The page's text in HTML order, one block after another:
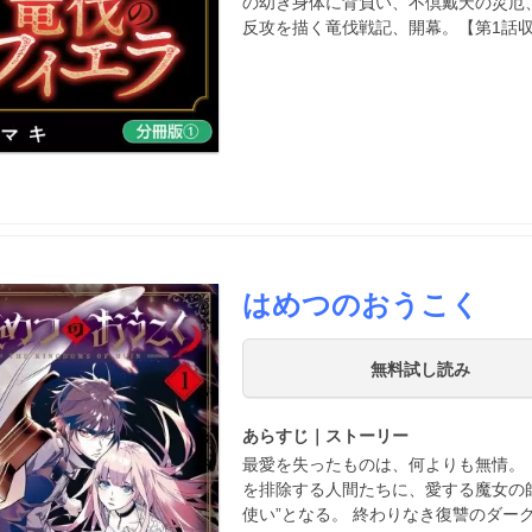
反攻を描く竜伐戦記、開幕。【第1話
はめつのおうこく
無料試し読み
あらすじ｜ストーリー
最愛を失ったものは、何よりも無情
を排除する人間たちに、愛する魔女
使い”となる。 終わりなき復讐のダー